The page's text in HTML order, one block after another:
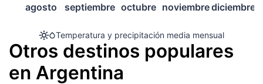
Temperatura y precipitación media mensual
agosto septiembre octubre noviembrediciembre
Otros destinos populares
en Argentina